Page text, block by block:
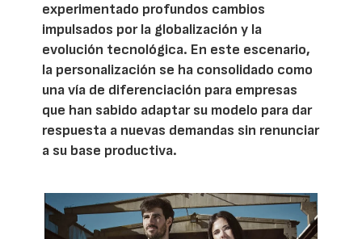
experimentado profundos cambios
impulsados por la globalización y la
evolución tecnológica. En este escenario,
la personalización se ha consolidado como
una vía de diferenciación para empresas
que han sabido adaptar su modelo para dar
respuesta a nuevas demandas sin renunciar
a su base productiva.